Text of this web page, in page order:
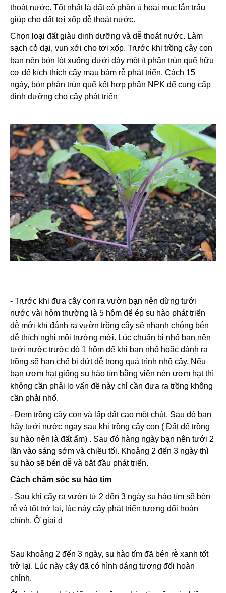
thoát nước. Tốt nhất là đất có phân ủ hoai mục lẫn trấu
giúp cho đất tơi xốp dễ thoát nước.
Chọn loại đất giàu dinh dưỡng và dễ thoát nước. Làm
sạch cỏ dại, vun xới cho tơi xốp. Trước khi trồng cây con
bạn nên bón lót xuống dưới đáy một ít phân trùn quế hữu
cơ để kích thích cây mau bám rễ phát triển. Cách 15
ngày, bón phân trùn quế kết hợp phân NPK để cung cấp
dinh dưỡng cho cây phát triển
- Trước khi đưa cây con ra vườn bạn nên dừng tưới
nước vài hôm thường là 5 hôm để ép su hào phát triển
dễ mới khi đánh ra vườn trồng cây sẽ nhanh chóng bén
dễ thích nghi môi trường mới. Lúc chuẩn bị nhổ bạn nên
tưới nước trước đó 1 hôm để khi bạn nhổ hoặc đánh ra
trồng sẽ hạn chế bị đứt dễ trong quá trình nhổ cây. Nếu
bạn ươm hạt giống su hào tím bằng viên nén ươm hạt thì
không cần phải lo vấn đề này chỉ cần đưa ra trồng không
cần phải nhổ.
- Đem trồng cây con và lấp đất cao một chút. Sau đó bạn
hãy tưới nước ngay sau khi trồng cây con ( Đất để trồng
su hào nên là đất ẩm) . Sau đó hàng ngày bạn nên tưới 2
lần vào sáng sớm và chiều tối. Khoảng 2 đến 3 ngày thì
su hào sẽ bén dễ và bắt đầu phát triển.
Cách chăm sóc su hào tím
- Sau khi cấy ra vườn từ 2 đến 3 ngày su hào tím sẽ bén
rễ và tốt trở lại, lúc này cây phát triển tương đối hoàn
chỉnh. Ở giai d
Sau khoảng 2 đến 3 ngày, su hào tím đã bén rễ xanh tốt
trở lại. Lúc này cây đã có hình dáng tương đối hoàn
chỉnh.